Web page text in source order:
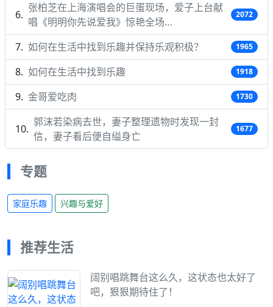
张柏芝在上海演唱会的巨蛋现场，爱子上台献
唱《明明你先说爱我》惊艳全场…
2072
如何在生活中找到乐趣并保持乐观积极？ 1965
如何在生活中找到乐趣 1918
金哥爱吃肉 1730
郭沫若染病去世，妻子整理遗物时发现一封
信，妻子看后便自缢身亡
1677
专题
家庭乐趣 兴趣与爱好
推荐生活
阔别唱跳舞台这么久，这状态也太好了
吧，狠狠期待住了！